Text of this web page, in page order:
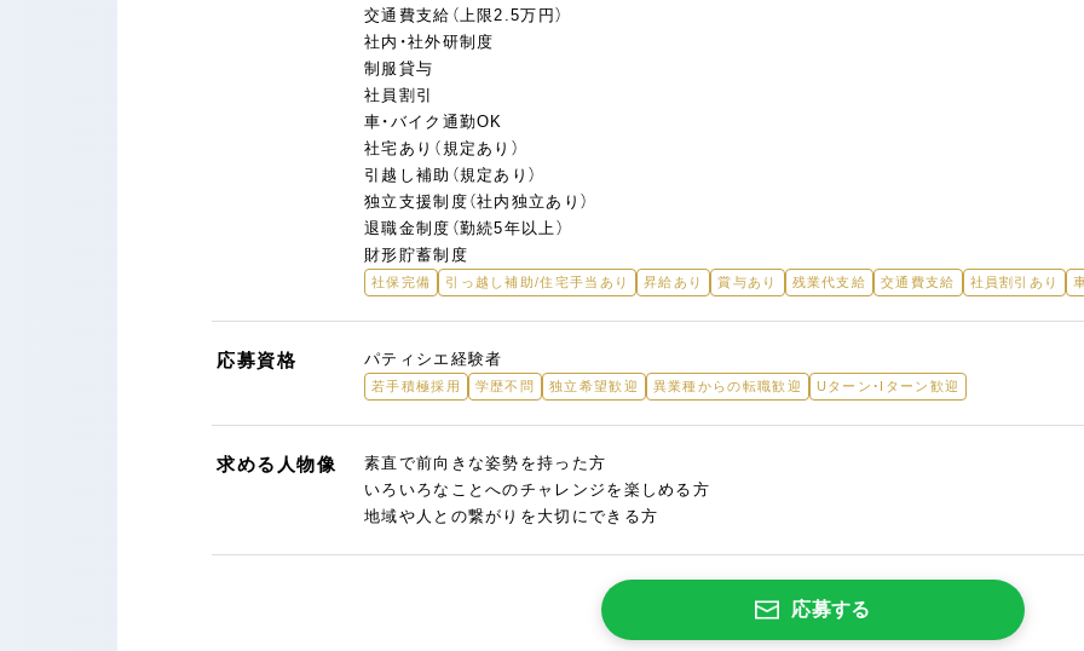
交通費支給（上限2.5万円）
社内・社外研制度
制服貸与
社員割引
車・バイク通勤OK
社宅あり（規定あり）
引越し補助（規定あり）
独立支援制度（社内独立あり）
退職金制度（勤続5年以上）
財形貯蓄制度
社保完備 引っ越し補助/住宅手当あり 昇給あり 賞与あり 残業代支給 交通費支給 社員割引あり
応募資格 パティシエ経験者
若手積極採用 学歴不問 独立希望歓迎 異業種からの転職歓迎 Uターン・Iターン歓迎
求める人物像
素直で前向きな姿勢を持った方
いろいろなことへのチャレンジを楽しめる方
地域や人との繋がりを大切にできる方
応募する